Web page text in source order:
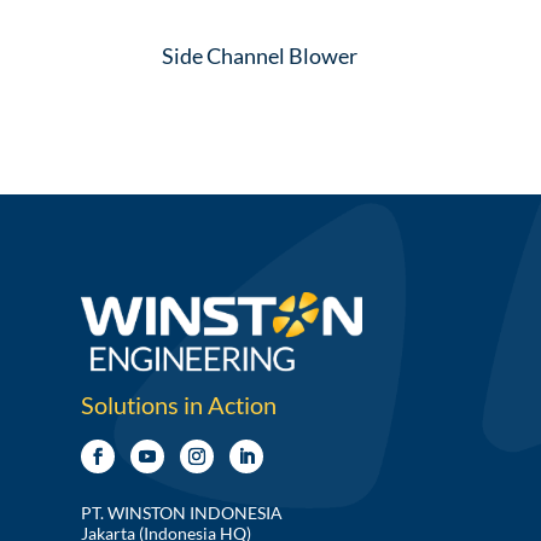
Side Channel Blower
Solutions in Action
PT. WINSTON INDONESIA
Jakarta (Indonesia HQ)